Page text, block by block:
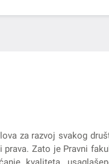
za razvoj svakog
prava. Zato je Pravni